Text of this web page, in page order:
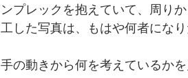
ンプレックを抱えていて、周り
工した写真は、もはや何者にな
手の動きから何を考えているかを